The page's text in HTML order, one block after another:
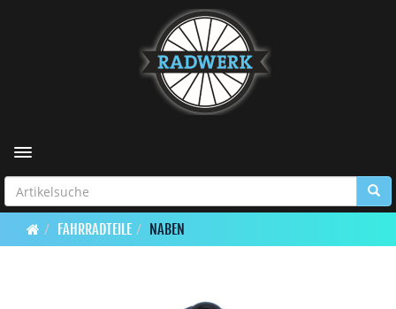
Toggle navigation
FAHRRADTEILE NABEN